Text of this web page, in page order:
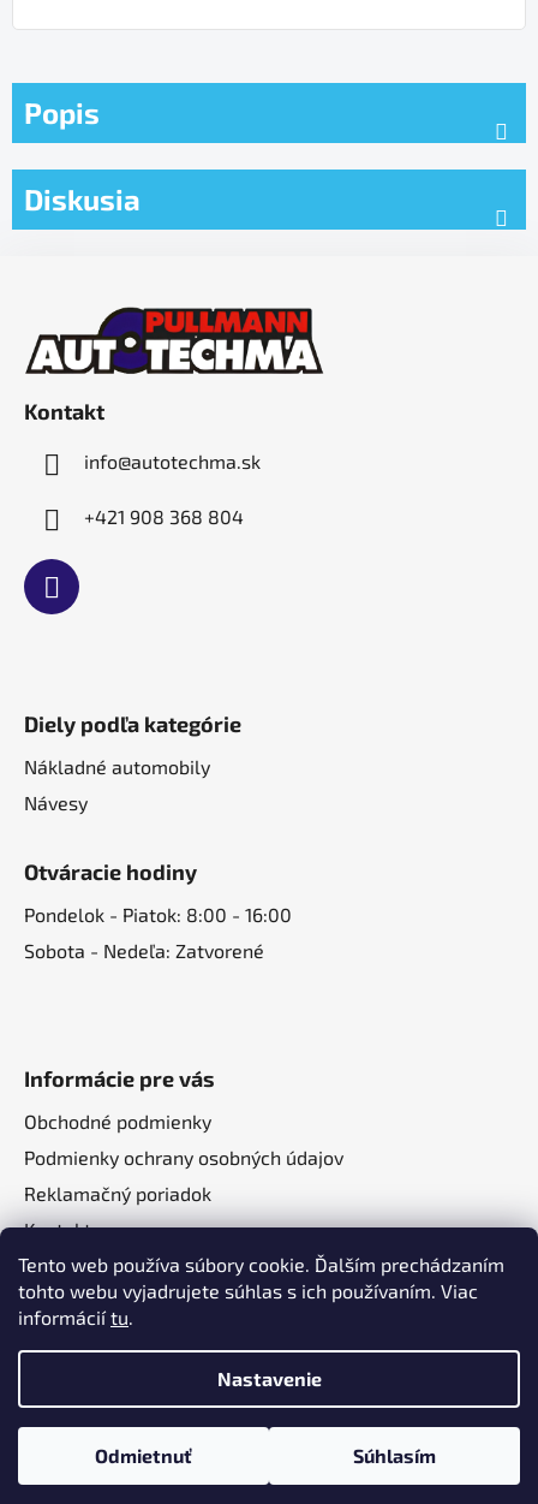
Tento web používa súbory cookie. Ďalším prechádzaním
tohto webu vyjadrujete súhlas s ich používaním. Viac
informáciítu.
Nastavenie
Odmietnuť Súhlasím
Popis
Diskusia
Kontakt
info@autotechma.sk
+421 908 368 804
Diely podľa kategórie
Nákladné automobily
Návesy
Otváracie hodiny
Pondelok - Piatok: 8:00 - 16:00
Sobota - Nedeľa: Zatvorené
Informácie pre vás
Obchodné podmienky
Podmienky ochrany osobných údajov
Reklamačný poriadok
Kontakt
O nás
Vytvoril Shoptet a
Adatelier
Copyright 2026
. Všetky práva
vyhradené.